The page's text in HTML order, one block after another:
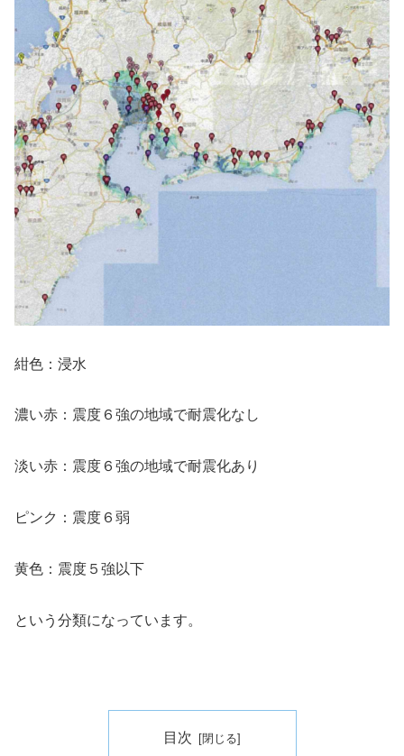
紺色：浸水
濃い赤：震度６強の地域で耐震化なし
淡い赤：震度６強の地域で耐震化あり
ピンク：震度６弱
黄色：震度５強以下
という分類になっています。
目次